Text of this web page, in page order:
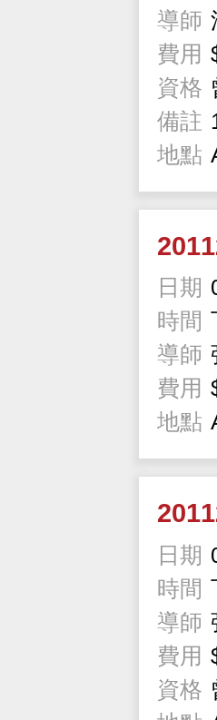
導師
費用
資格
備註
地點
日期
時間
導師
費用
地點
日期
時間
導師
費用
資格